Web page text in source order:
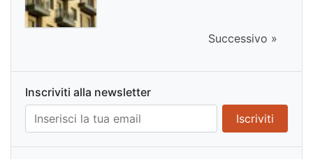
Successivo »
Inscriviti alla newsletter